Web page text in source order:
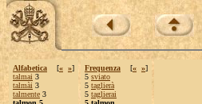
Alfabetica [« »]
talmai 3
talmài 3
talmente 3
Frequenza [« »]
5 sviato
5 taglierà
5 taglierai